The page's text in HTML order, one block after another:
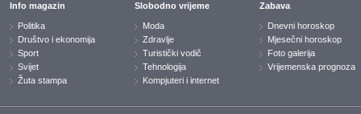
Info magazin
Politika
Društvo i ekonomija
Sport
Svijet
Žuta stampa
Slobodno vrijeme
Moda
Zdravlje
Turistički vodič
Tehnologija
Kompjuteri i internet
Zabava
Dnevni horoskop
Mjesečni horoskop
Foto galerija
Vrijemenska prognoza